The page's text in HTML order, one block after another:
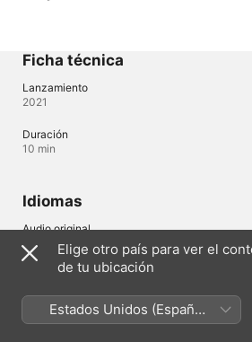
Ficha técnica
Lanzamiento
2021
Duración
10 min
Idiomas
Audio original
Inglés
Guatemala (Español) English (UK)
Elige otro país para ver el
de tu ubicación
Estados Unidos (Español
México)